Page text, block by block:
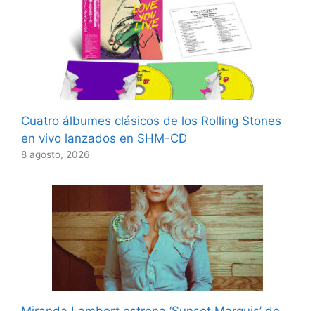
Cuatro álbumes clásicos de los Rolling Stones
en vivo lanzados en SHM-CD
8 agosto, 2026